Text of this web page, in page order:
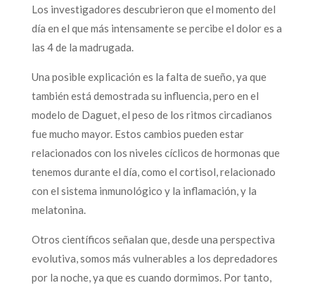
Los investigadores descubrieron que el momento del
día en el que más intensamente se percibe el dolor es a
las 4 de la madrugada.
Una posible explicación es la falta de sueño, ya que
también está demostrada su influencia, pero en el
modelo de Daguet, el peso de los ritmos circadianos
fue mucho mayor. Estos cambios pueden estar
relacionados con los niveles cíclicos de hormonas que
tenemos durante el día, como el cortisol, relacionado
con el sistema inmunológico y la inflamación, y la
melatonina.
Otros científicos señalan que, desde una perspectiva
evolutiva, somos más vulnerables a los depredadores
por la noche, ya que es cuando dormimos. Por tanto,